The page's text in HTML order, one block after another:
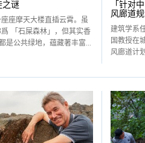
之谜
座摩天大楼直插云霄。虽
「石屎森林」，但其实香
是公共绿地，蕴藏著丰富...
「针对
风廊道规
建筑学系
国教授在
风廊道计